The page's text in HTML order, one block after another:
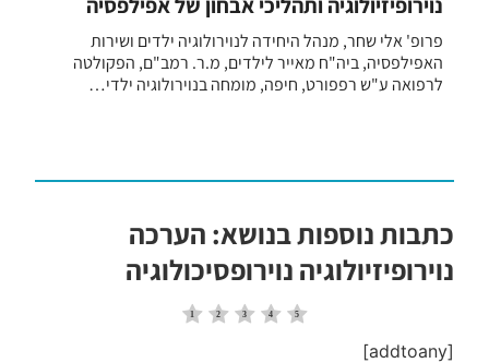
פרופ' אלי שחר, מנהל היחידה לנוירולוגיה ילדים ושירות
האפילפסיה, ביה"ח מאייר לילדים, מ.ר. רמב"ם, הפקולטה
לרפואה ע"ש רפפורט, חיפה, מומחה בנוירולוגיה ילדי…
כתבות נוספות בנושא: הערכה
נוירופיזיולוגיה נוירופסיכולוגיה
[addtoany]